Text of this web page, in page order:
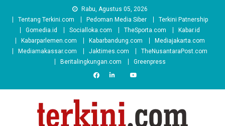
Rabu, Agustus 05, 2026
Tentang Terkini.com
Pedoman Media Siber
Terkini Patnership
Gomedia.id
Socialloka.com TheSporta.com
Kabar.id
Kabarparlemen.com
Kabarbandung.com
Mediajakarta.com
Mediamakassar.com
Jaktimes.com
TheNusantaraPost.com
Beritalingkungan.com
Greenpress